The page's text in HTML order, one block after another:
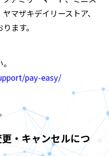
マザキデイリーストア、
ます。
pay-easy/
・キャンセルにつ